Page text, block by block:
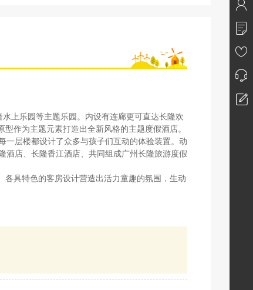
上乐园等主题乐园。内设有连廊更可直达长隆欢
作为主题元素打造出全新风格的主题度假酒店。
一层楼都设计了众多与孩子们互动的体验装置。动
酒店、长隆香江酒店、共同组成广州长隆旅游度假
具特色的客房设计营造出活力童趣的氛围，生动